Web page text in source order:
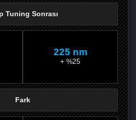
Tuning Sonrası
225 nm
+ %25
Fark